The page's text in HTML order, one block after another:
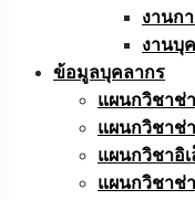
งานก
งานบุ
ข้อมูลบุคลากร
แผนกวิชาช่
แผนกวิชาช่
แผนกวิชาอิ
แผนกวิชาช่